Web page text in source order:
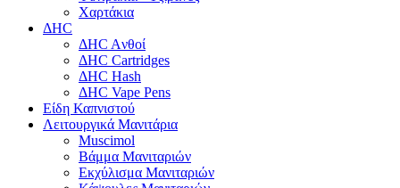
Χαρτάκια
ΔHC
ΔHC Aνθοί
ΔHC Cartridges
ΔHC Hash
ΔHC Vape Pens
Είδη Καπνιστού
Λειτουργικά Μανιτάρια
Muscimol
Βάμμα Μανιταριών
Εκχύλισμα Μανιταριών